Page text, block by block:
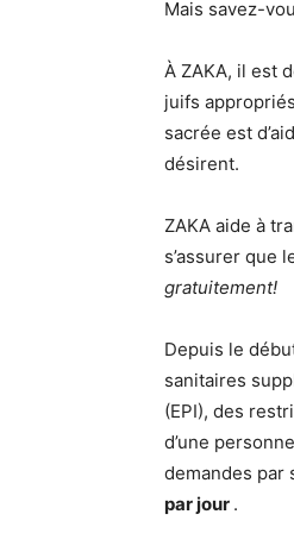
Mais savez-
À ZAKA, il est
juifs
sacrée est
désirent.
ZAKA aide à
s’assurer que
gratuitement!
Depuis le
sanitaires
(EPI), des
d’une
demandes par
par jour .